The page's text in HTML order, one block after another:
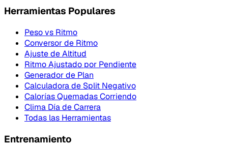
Herramientas Populares
Peso vs Ritmo
Conversor de Ritmo
Ajuste de Altitud
Ritmo Ajustado por Pendiente
Generador de Plan
Calculadora de Split Negativo
Calorías Quemadas Corriendo
Clima Día de Carrera
Todas las Herramientas
Entrenamiento